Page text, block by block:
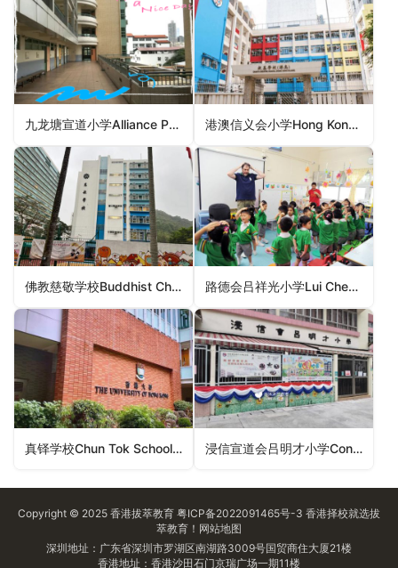
九龙塘宣道小学Alliance Primary School, Kowloon Tong（九龙城区小学） 港澳信义会小学Hong Kong and Macau Lutheran Church Primary School（西贡区小学）
佛教慈敬学校Buddhist Chi King Primary School（观塘区小学） 路德会吕祥光小学Lui Cheung Kwong Lutheran Primary School（屯门区小学）
真铎学校Chun Tok School（黄大仙区小学） 浸信宣道会吕明才小学Conservative Baptist Lui Ming Choi Primary School（观塘区小学）
Copyright © 2025 香港拔萃教育 粤ICP备2022091465号-3 香港择校就选拔
萃教育！ 网站地图
深圳地址：广东省深圳市罗湖区南湖路3009号国贸商住大厦21楼
香港地址：香港沙田石门京瑞广场一期11楼